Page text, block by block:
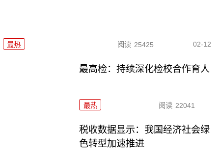
最热 阅读 25425 02-12
最高检：持续深化检校合作育人
最热 阅读 22041
税收数据显示：我国经济社会绿
色转型加速推进